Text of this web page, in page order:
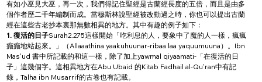
有如小巫見大巫，再一次，我們得記住聖經是古蘭經長度的五倍，而且是由多
個作者歷二千年編制而成。當穆斯林說聖經被改動過之時，你也可以提出古蘭
經在這些古老抄本裏那無數相異的地方。其中有趣的例子如下：
1. 復活的日子Surah2.275這樣開始「吃利息的人，要象中了魔的人一樣，瘋瘋
癲癲地站起來。」（Allaaathina yaakuhuunar-ribaa laa yaquumuuna）。Ibn
Mas'ud 書中所記載的和這一樣，除了加上yawmal qiyaamati-「在復活的日
子」這幾個字。這相異地方在Abu Ubaid 的Kitab Fadhail al-Qu'ran中有記
錄，Talha ibn Musarrif的古卷也有記載。